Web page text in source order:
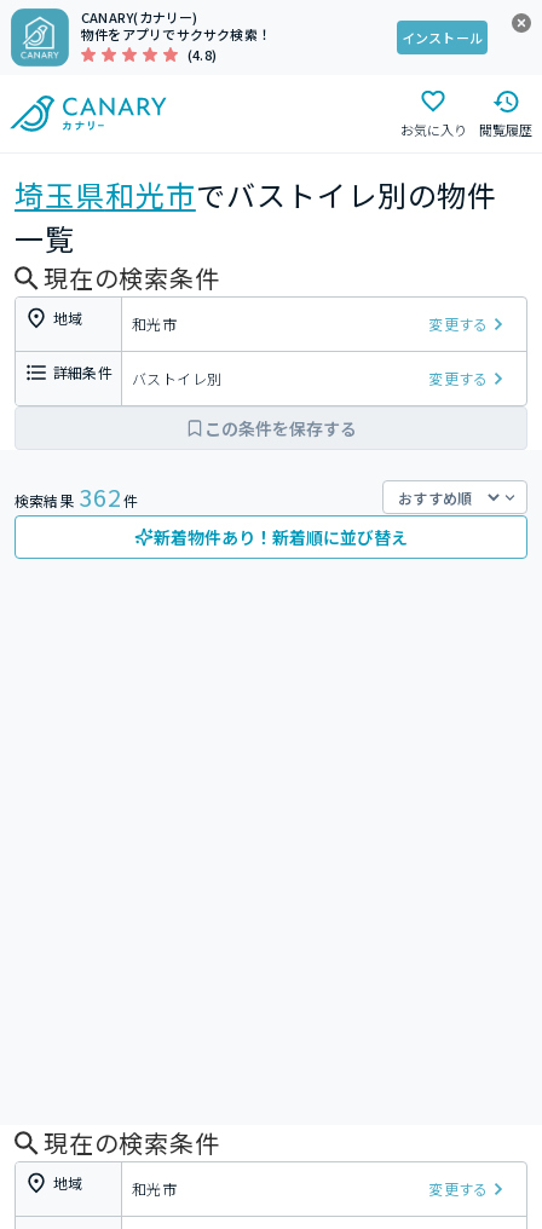
CANARY(カナリー)
物件をアプリでサクサク検索！
(4.8)
インストール
お気に入り 閲覧履歴
埼玉県和光市でバストイレ別の物件
一覧
現在の検索条件
地域 和光市 変更する
詳細条件 バストイレ別 変更する
この条件を保存する
検索結果 362件
新着物件あり！新着順に並び替え
現在の検索条件
地域 和光市 変更する